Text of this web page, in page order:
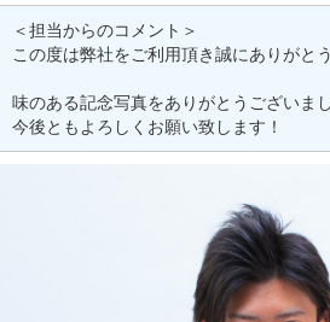
＜担当からのコメント＞
この度は弊社をご利用頂き誠にありがと
味のある記念写真をありがとうございま
今後ともよろしくお願い致します！